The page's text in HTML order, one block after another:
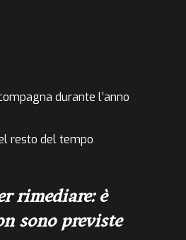
durante l’anno
resto del tempo
rimediare: è
sono previste